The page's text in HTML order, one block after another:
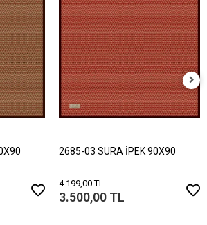
2685-03 SURA İPEK 90X90
4.199,00 TL
3.500,00 TL